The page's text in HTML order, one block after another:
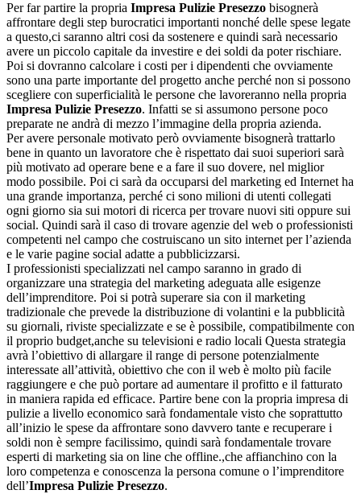
Per far partire la propria Impresa Pulizie Presezzo bisognerà
affrontare degli step burocratici importanti nonché delle spese legate
a questo,ci saranno altri cosi da sostenere e quindi sarà necessario
avere un piccolo capitale da investire e dei soldi da poter rischiare.
Poi si dovranno calcolare i costi per i dipendenti che ovviamente
sono una parte importante del progetto anche perché non si possono
scegliere con superficialità le persone che lavoreranno nella propria
Impresa Pulizie Presezzo. Infatti se si assumono persone poco
preparate ne andrà di mezzo l’immagine della propria azienda.
Per avere personale motivato però ovviamente bisognerà trattarlo
bene in quanto un lavoratore che è rispettato dai suoi superiori sarà
più motivato ad operare bene e a fare il suo dovere, nel miglior
modo possibile. Poi ci sarà da occuparsi del marketing ed Internet ha
una grande importanza, perché ci sono milioni di utenti collegati
ogni giorno sia sui motori di ricerca per trovare nuovi siti oppure sui
social. Quindi sarà il caso di trovare agenzie del web o professionisti
competenti nel campo che costruiscano un sito internet per l’azienda
e le varie pagine social adatte a pubblicizzarsi.
I professionisti specializzati nel campo saranno in grado di
organizzare una strategia del marketing adeguata alle esigenze
dell’imprenditore. Poi si potrà superare sia con il marketing
tradizionale che prevede la distribuzione di volantini e la pubblicità
su giornali, riviste specializzate e se è possibile, compatibilmente con
il proprio budget,anche su televisioni e radio locali Questa strategia
avrà l’obiettivo di allargare il range di persone potenzialmente
interessate all’attività, obiettivo che con il web è molto più facile
raggiungere e che può portare ad aumentare il profitto e il fatturato
in maniera rapida ed efficace. Partire bene con la propria impresa di
pulizie a livello economico sarà fondamentale visto che soprattutto
all’inizio le spese da affrontare sono davvero tante e recuperare i
soldi non è sempre facilissimo, quindi sarà fondamentale trovare
esperti di marketing sia on line che offline.,che affianchino con la
loro competenza e conoscenza la persona comune o l’imprenditore
dell’Impresa Pulizie Presezzo.